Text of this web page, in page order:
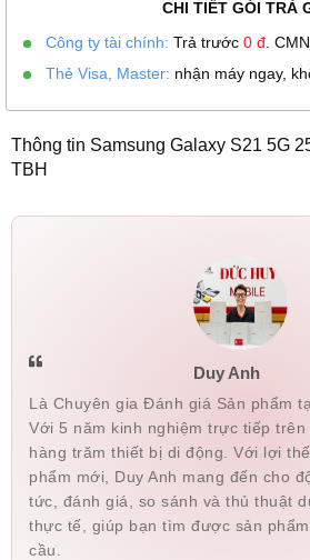
CHI TIẾT GÓI TRẢ
Công ty tài chính: Trả trước 0 đ .
Thẻ Visa, Master: nhận máy ngay,
Thông tin Samsung Galaxy S21 5G
TBH
Duy Anh
Là Chuyên gia Đánh giá Sản phẩm
Với 5 năm kinh nghiệm trực tiếp
hàng trăm thiết bị di động. Với lợi
phẩm mới, Duy Anh mang đến cho
tức, đánh giá, so sánh và thủ thuật
thực tế, giúp bạn tìm được sản
cầu.